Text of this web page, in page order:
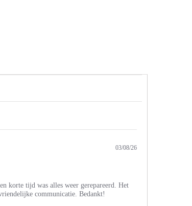
03/08/26
korte tijd was alles weer gerepareerd. Het
communicatie. Bedankt!